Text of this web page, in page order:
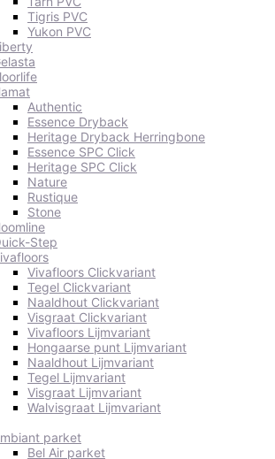
Tigris PVC
Yukon PVC
Authentic
Essence Dryback
Heritage Dryback Herringbone
Essence SPC Click
Heritage SPC Click
Nature
Rustique
Stone
Step
Vivafloors Clickvariant
Tegel Clickvariant
Naaldhout Clickvariant
Visgraat Clickvariant
Vivafloors Lijmvariant
Hongaarse punt Lijmvariant
Naaldhout Lijmvariant
Tegel Lijmvariant
Visgraat Lijmvariant
Walvisgraat Lijmvariant
parket
Bel Air parket